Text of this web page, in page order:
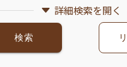
詳細検索を開く
検索